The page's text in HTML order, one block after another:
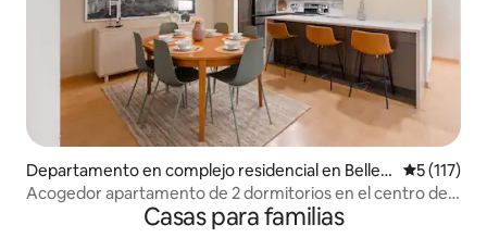
Departamento en complejo residencial en Bellev
ue
5 (117)
Acogedor apartamento de 2 dormitorios en el centro de
Bellevue, aparcamiento gratuito
Casas para familias